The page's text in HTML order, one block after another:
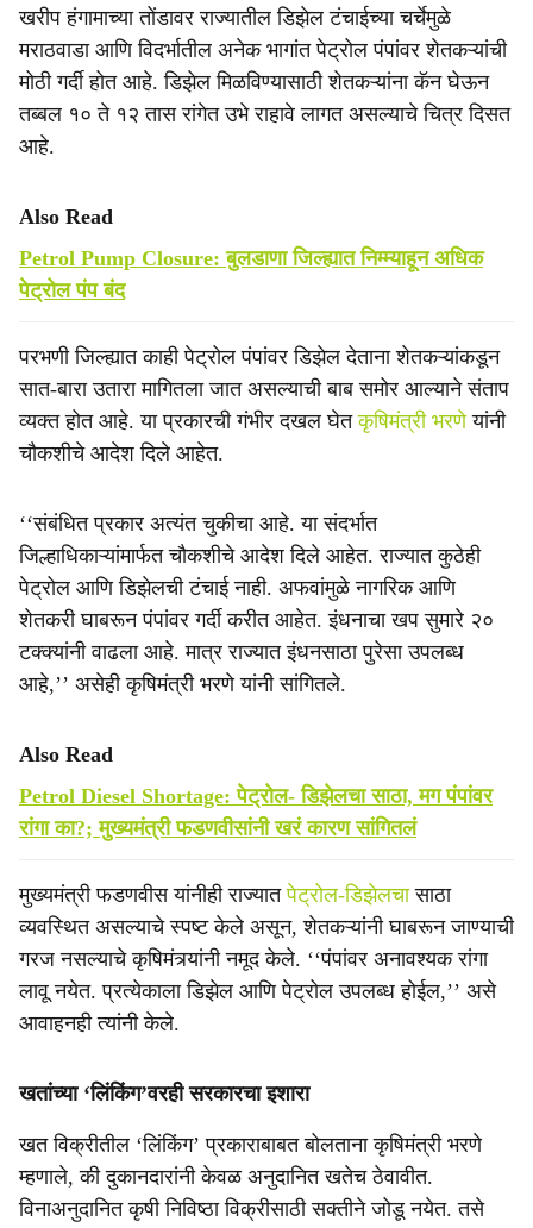
खरीप हंगामाच्या तोंडावर राज्यातील डिझेल टंचाईच्या चर्चेमुळे
मराठवाडा आणि विदर्भातील अनेक भागांत पेट्रोल पंपांवर शेतकऱ्यांची
मोठी गर्दी होत आहे. डिझेल मिळविण्यासाठी शेतकऱ्यांना कॅन घेऊन
तब्बल १० ते १२ तास रांगेत उभे राहावे लागत असल्याचे चित्र दिसत
आहे.
Also Read
Petrol Pump Closure: बुलडाणा जिल्ह्यात निम्म्याहून अधिक
पेट्रोल पंप बंद
परभणी जिल्ह्यात काही पेट्रोल पंपांवर डिझेल देताना शेतकऱ्यांकडून
सात-बारा उतारा मागितला जात असल्याची बाब समोर आल्याने संताप
व्यक्त होत आहे. या प्रकारची गंभीर दखल घेतकृषिमंत्री भरणेयांनी
चौकशीचे आदेश दिले आहेत.
‘‘संबंधित प्रकार अत्यंत चुकीचा आहे. या संदर्भात
जिल्हाधिकाऱ्यांमार्फत चौकशीचे आदेश दिले आहेत. राज्यात कुठेही
पेट्रोल आणि डिझेलची टंचाई नाही. अफवांमुळे नागरिक आणि
शेतकरी घाबरून पंपांवर गर्दी करीत आहेत. इंधनाचा खप सुमारे २०
टक्क्यांनी वाढला आहे. मात्र राज्यात इंधनसाठा पुरेसा उपलब्ध
आहे,’’ असेही कृषिमंत्री भरणे यांनी सांगितले.
Also Read
Petrol Diesel Shortage: पेट्रोल- डिझेलचा साठा, मग पंपांवर
रांगा का?; मुख्यमंत्री फडणवीसांनी खरं कारण सांगितलं
मुख्यमंत्री फडणवीस यांनीही राज्यातपेट्रोल-डिझेलचासाठा
व्यवस्थित असल्याचे स्पष्ट केले असून, शेतकऱ्यांनी घाबरून जाण्याची
गरज नसल्याचे कृषिमंत्र्यांनी नमूद केले. ‘‘पंपांवर अनावश्यक रांगा
लावू नयेत. प्रत्येकाला डिझेल आणि पेट्रोल उपलब्ध होईल,’’ असे
आवाहनही त्यांनी केले.
खतांच्या ‘लिंकिंग’वरही सरकारचा इशारा
खत विक्रीतील ‘लिंकिंग’ प्रकाराबाबत बोलताना कृषिमंत्री भरणे
म्हणाले, की दुकानदारांनी केवळ अनुदानित खतेच ठेवावीत.
विनाअनुदानित कृषी निविष्ठा विक्रीसाठी सक्तीने जोडू नयेत. तसे